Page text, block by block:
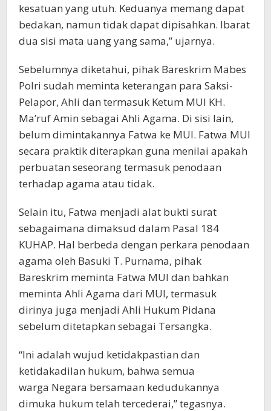
kesatuan yang utuh. Keduanya memang dapat
bedakan, namun tidak dapat dipisahkan. Ibarat
dua sisi mata uang yang sama,” ujarnya.
Sebelumnya diketahui, pihak Bareskrim Mabes
Polri sudah meminta keterangan para Saksi-
Pelapor, Ahli dan termasuk Ketum MUI KH.
Ma’ruf Amin sebagai Ahli Agama. Di sisi lain,
belum dimintakannya Fatwa ke MUI. Fatwa MUI
secara praktik diterapkan guna menilai apakah
perbuatan seseorang termasuk penodaan
terhadap agama atau tidak.
Selain itu, Fatwa menjadi alat bukti surat
sebagaimana dimaksud dalam Pasal 184
KUHAP. Hal berbeda dengan perkara penodaan
agama oleh Basuki T. Purnama, pihak
Bareskrim meminta Fatwa MUI dan bahkan
meminta Ahli Agama dari MUI, termasuk
dirinya juga menjadi Ahli Hukum Pidana
sebelum ditetapkan sebagai Tersangka.
“Ini adalah wujud ketidakpastian dan
ketidakadilan hukum, bahwa semua
warga Negara bersamaan kedudukannya
dimuka hukum telah tercederai,” tegasnya.